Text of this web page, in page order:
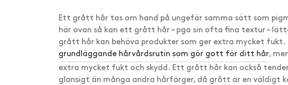
Ett grått hår tas om hand på ungefär samma sätt som
här ovan så kan ett grått hår – pga sin ofta fina textur –
grått hår kan behöva produkter som ger extra mycket fukt.
grundläggande hårvårdsrutin som gör gott för ditt hår,
extra mycket fukt och skydd. Ett grått hår kan också
glansigt än många andra hårfärger, då grått är en väldigt